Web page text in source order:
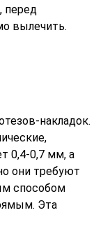
перед
вылечить.
накладок.
0,4-0,7 мм, а
они требуют
способом
Эта